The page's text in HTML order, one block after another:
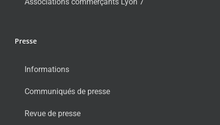
Presse
Informations
Communiqués de presse
Revue de presse